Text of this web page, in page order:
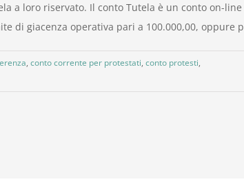
loro riservato. Il conto Tutela è un conto on-line
di giacenza operativa pari a 100.000,00, oppure
, conto corrente per protestati, conto protesti,